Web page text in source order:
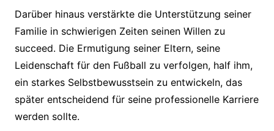
Darüber hinaus verstärkte die Unterstützung seiner
Familie in schwierigen Zeiten seinen Willen zu
succeed. Die Ermutigung seiner Eltern, seine
Leidenschaft für den Fußball zu verfolgen, half ihm,
ein starkes Selbstbewusstsein zu entwickeln, das
später entscheidend für seine professionelle Karriere
werden sollte.